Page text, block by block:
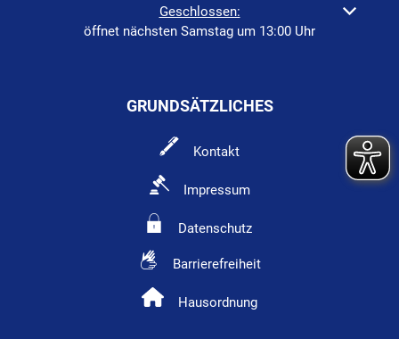
Klicken, um weitere Öffnungs- oder Schließzeiten
Geschlossen:
öffnet nächsten Samstag um 13:00 Uhr
GRUNDSÄTZLICHES
Kontakt
Impressum
Datenschutz
Barrierefreiheit
Hausordnung